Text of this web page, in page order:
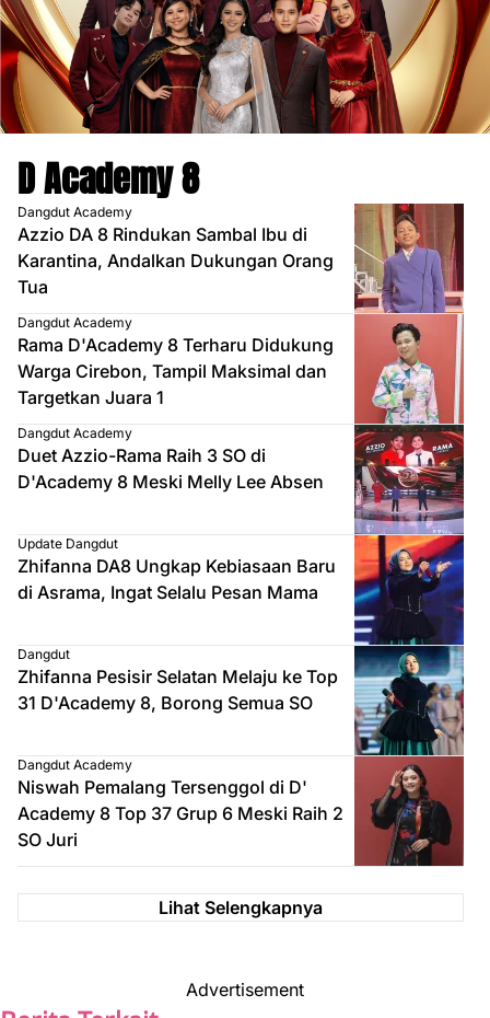
D Academy 8
Dangdut Academy
Azzio DA 8 Rindukan Sambal Ibu di
Karantina, Andalkan Dukungan Orang
Tua
Dangdut Academy
Rama D'Academy 8 Terharu Didukung
Warga Cirebon, Tampil Maksimal dan
Targetkan Juara 1
Dangdut Academy
Duet Azzio-Rama Raih 3 SO di
D'Academy 8 Meski Melly Lee Absen
Update Dangdut
Zhifanna DA8 Ungkap Kebiasaan Baru
di Asrama, Ingat Selalu Pesan Mama
Dangdut
Zhifanna Pesisir Selatan Melaju ke Top
31 D'Academy 8, Borong Semua SO
Dangdut Academy
Niswah Pemalang Tersenggol di D'
Academy 8 Top 37 Grup 6 Meski Raih 2
SO Juri
Lihat Selengkapnya
Advertisement